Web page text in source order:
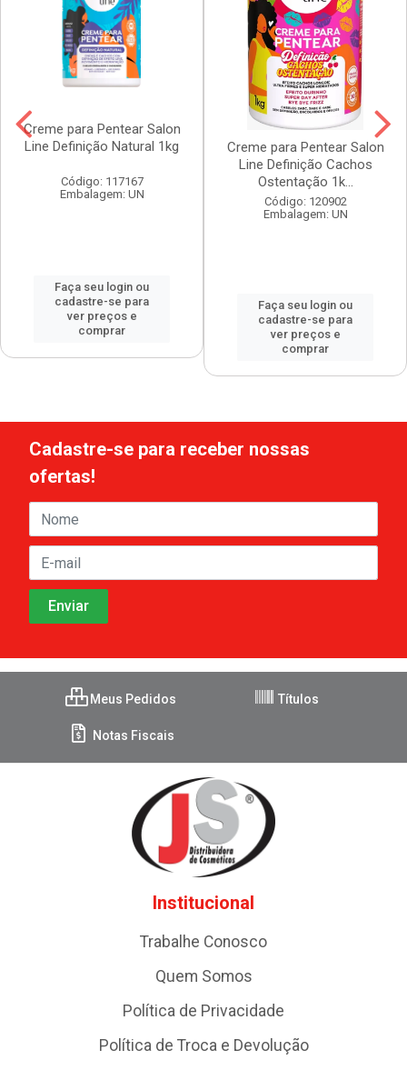
Creme para Pentear Salon
Line Definição Natural 1kg
Código: 117167
Embalagem: UN
Faça seu login ou
cadastre-se para
ver preços e
comprar
Creme para Pentear Salon
Line Definição Cachos
Ostentação 1k...
Código: 120902
Embalagem: UN
Faça seu login ou
cadastre-se para
ver preços e
comprar
Cadastre-se para receber nossas
ofertas!
Meus Pedidos Títulos
Notas Fiscais
Institucional
Trabalhe Conosco
Quem Somos
Política de Privacidade
Política de Troca e Devolução